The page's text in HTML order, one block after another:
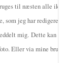
til næsten alle ikke
som jeg har redigeret
mig. Dette kan ske
Eller via mine